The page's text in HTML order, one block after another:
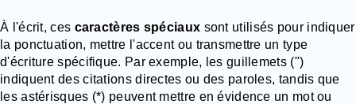
À l'écrit, ces caractères spéciaux sont utilisés pour indiquer
la ponctuation, mettre l'accent ou transmettre un type
d'écriture spécifique. Par exemple, les guillemets (")
indiquent des citations directes ou des paroles, tandis que
les astérisques (*) peuvent mettre en évidence un mot ou